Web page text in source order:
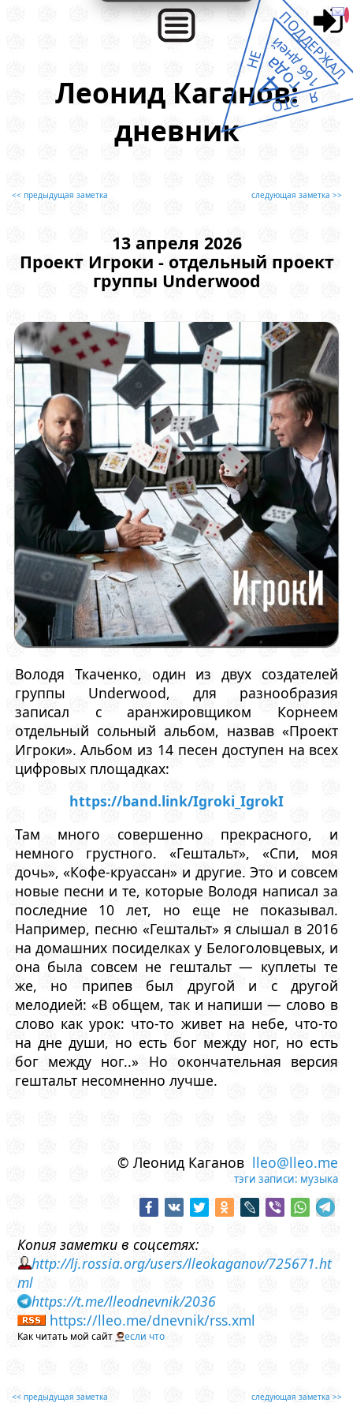
Леонид Каганов:
дневник
<< предыдущая заметка следующая заметка >>
13 апреля 2026
Проект Игроки - отдельный проект
группы Underwood
Володя Ткаченко, один из двух создателей
группы Underwood, для разнообразия
записал с аранжировщиком Корнеем
отдельный сольный альбом, назвав «Проект
Игроки». Альбом из 14 песен доступен на всех
цифровых площадках:
https://band.link/Igroki_IgrokI
Там много совершенно прекрасного, и
немного грустного. «Гештальт», «Спи, моя
дочь», «Кофе-круассан» и другие. Это и совсем
новые песни и те, которые Володя написал за
последние 10 лет, но еще не показывал.
Например, песню «Гештальт» я слышал в 2016
на домашних посиделках у Белоголовцевых, и
она была совсем не гештальт — куплеты те
же, но припев был другой и с другой
мелодией: «В общем, так и напиши — слово в
слово как урок: что-то живет на небе, что-то
на дне души, но есть бог между ног, но есть
бог между ног..» Но окончательная версия
гештальт несомненно лучше.
© Леонид Каганов lleo@lleo.me
тэги записи: музыка
Копия заметки в соцсетях:
http://lj.rossia.org/users/lleokaganov/725671.ht
ml
https://t.me/lleodnevnik/2036
https://lleo.me/dnevnik/rss.xml
Как читать мой сайт если что
<< предыдущая заметка следующая заметка >>
Я ЭТО
НЕ ПОДДЕРЖАЛ
4
года
166 дней